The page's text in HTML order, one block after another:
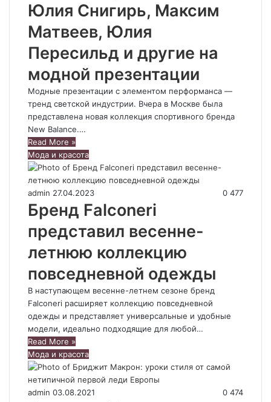
Юлия Снигирь, Максим
Матвеев, Юлия
Пересильд и другие на
модной презентации
Модные презентации с элементом перформанса —
тренд светской индустрии. Вчера в Москве была
представлена новая коллекция спортивного бренда
New Balance.…
Read More »
Мода и красота
admin 27.04.2023 0 477
Бренд Falconeri
представил весенне-
летнюю коллекцию
повседневной одежды
В наступающем весенне-летнем сезоне бренд
Falconeri расширяет коллекцию повседневной
одежды и представляет универсальные и удобные
модели, идеально подходящие для любой…
Read More »
Мода и красота
admin 03.08.2021 0 474